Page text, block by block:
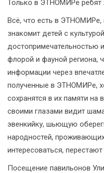
Только в ЭТНОМИРе ребят
Всё, что есть в ЭТНОМИРе,
знакомит детей с
достопримечательностью
флорой и фауной региона,
информации через
полученные в ЭТНОМИРе,
сохранятся в их памяти
своими глазами видит
эвенкийку, шьющую
народностей,
интересоваться,
Посещение павильонов